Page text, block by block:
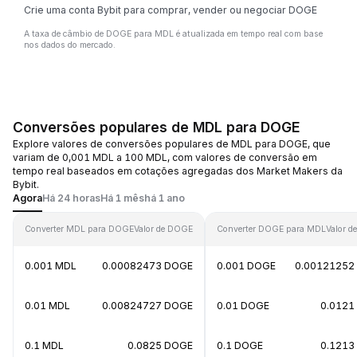
Crie uma conta Bybit para comprar, vender ou negociar DOGE
A taxa de câmbio de DOGE para MDL é atualizada em tempo real com base
nos dados do mercado.
Conversões populares de MDL para DOGE
Explore valores de conversões populares de MDL para DOGE, que
variam de 0,001 MDL a 100 MDL, com valores de conversão em
tempo real baseados em cotações agregadas dos Market Makers da
Bybit.
AgoraHá 24 horasHá 1 mêshá 1 ano
Converter MDL para DOGEValor de DOGE
0.001 MDL 0.00082473 DOGE
0.01 MDL 0.00824727 DOGE
0.1 MDL 0.0825 DOGE
Converter DOGE para MDL Valor
0.001 DOGE 0.00121252
0.01 DOGE 0.0121
0.1 DOGE 0.1213